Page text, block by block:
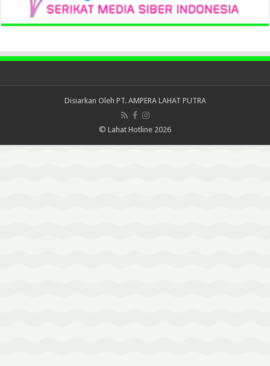
Disiarkan Oleh PT. AMPERA LAHAT PUTRA
© Lahat Hotline 2026